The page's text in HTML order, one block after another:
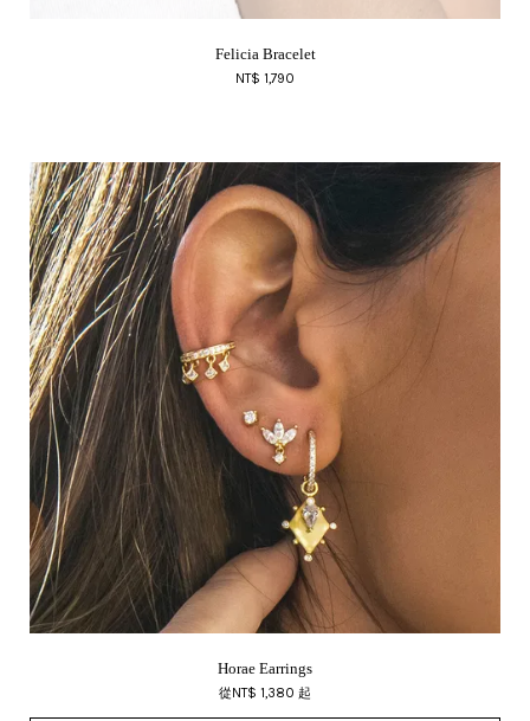
Felicia Bracelet
NT$ 1,790
Horae Earrings
從NT$ 1,380 起